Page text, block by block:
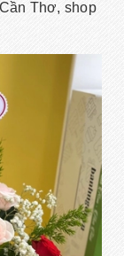
Thơ, shop